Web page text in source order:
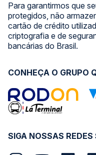
Para garantirmos que
protegidos, não
cartão de crédito
criptografia e de
bancárias do Brasil.
SIGA NOSSAS REDES
CONHEÇA O GRUPO